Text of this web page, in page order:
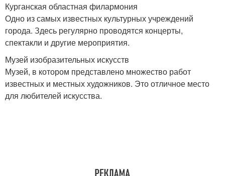
Курганская областная филармония
Одно из самых известных культурных учреждений
города. Здесь регулярно проводятся концерты,
спектакли и другие мероприятия.
Музей изобразительных искусств
Музей, в котором представлено множество работ
известных и местных художников. Это отличное место
для любителей искусства.